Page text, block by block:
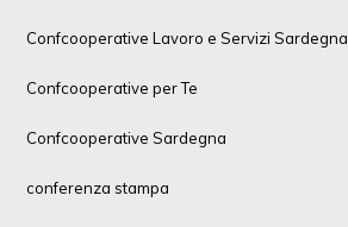
Confcooperative Lavoro e Servizi Sardegna
Confcooperative per Te
Confcooperative Sardegna
conferenza stampa